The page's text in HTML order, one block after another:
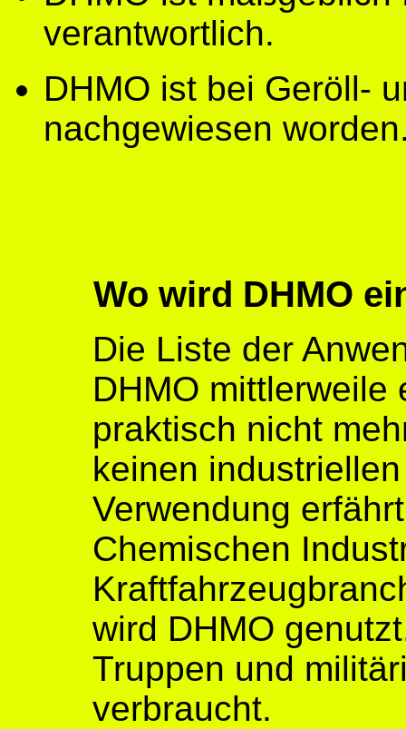
verantwortlich.
DHMO ist bei Geröll-
nachgewiesen
Wo wird DHMO
Die Liste der
DHMO mittlerweile
praktisch nicht
keinen
Verwendung
Chemischen
wird DHMO
Truppen und
verbraucht.